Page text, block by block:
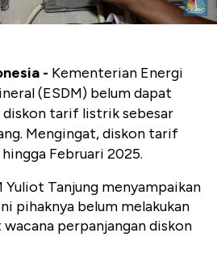
- Kementerian Energi
(ESDM) belum dapat
diskon tarif listrik sebesar
Mengingat, diskon tarif
Februari 2025.
Yuliot Tanjung menyampaikan
pihaknya belum melakukan
perpanjangan diskon